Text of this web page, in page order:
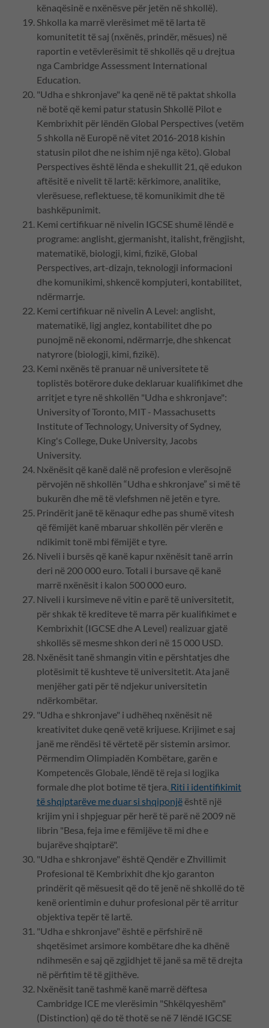
kënaqësinë e nxënësve për jetën në shkollë).
Shkolla ka marrë vlerësimet më të larta të
komunitetit të saj (nxënës, prindër, mësues) në
raportin e vetëvlerësimit të shkollës që u drejtua
nga Cambridge Assessment International
Education.
"Udha e shkronjave" ka qenë në të paktat shkolla
në botë që kemi patur statusin Shkollë Pilot e
Kembrixhit për lëndën Global Perspectives (vetëm
5 shkolla në Europë në vitet 2016-2018 kishin
statusin pilot dhe ne ishim një nga këto). Global
Perspectives është lënda e shekullit 21, që edukon
aftësitë e nivelit të lartë: kërkimore, analitike,
vlerësuese, reflektuese, të komunikimit dhe të
bashkëpunimit.
Kemi certifikuar në nivelin IGCSE shumë lëndë e
programe: anglisht, gjermanisht, italisht, frëngjisht,
matematikë, biologji, kimi, fizikë, Global
Perspectives, art-dizajn, teknologji informacioni
dhe komunikimi, shkencë kompjuteri, kontabilitet,
ndërmarrje.
Kemi certifikuar në nivelin A Level: anglisht,
matematikë, ligj anglez, kontabilitet dhe po
punojmë në ekonomi, ndërmarrje, dhe shkencat
natyrore (biologji, kimi, fizikë).
Kemi nxënës të pranuar në universitete të
toplistës botërore duke deklaruar kualifikimet dhe
arritjet e tyre në shkollën "Udha e shkronjave":
University of Toronto, MIT - Massachusetts
Institute of Technology, University of Sydney,
King's College, Duke University, Jacobs
University.
Nxënësit që kanë dalë në profesion e vlerësojnë
përvojën në shkollën “Udha e shkronjave” si më të
bukurën dhe më të vlefshmen në jetën e tyre.
Prindërit janë të kënaqur edhe pas shumë vitesh
që fëmijët kanë mbaruar shkollën për vlerën e
ndikimit tonë mbi fëmijët e tyre.
Niveli i bursës që kanë kapur nxënësit tanë arrin
deri në 200 000 euro. Totali i bursave që kanë
marrë nxënësit i kalon 500 000 euro.
Niveli i kursimeve në vitin e parë të universitetit,
për shkak të krediteve të marra për kualifikimet e
Kembrixhit (IGCSE dhe A Level) realizuar gjatë
shkollës së mesme shkon deri në 15 000 USD.
Nxënësit tanë shmangin vitin e përshtatjes dhe
plotësimit të kushteve të universitetit. Ata janë
menjëher gati për të ndjekur universitetin
ndërkombëtar.
"Udha e shkronjave" i udhëheq nxënësit në
kreativitet duke qenë vetë krijuese. Krijimet e saj
janë me rëndësi të vërtetë për sistemin arsimor.
Përmendim Olimpiadën Kombëtare, garën e
Kompetencës Globale, lëndë të reja si logjika
formale dhe plot botime të tjera.Riti i identifikimit
të shqiptarëve me duar si shqiponjëështë një
krijim yni i shpjeguar për herë të parë në 2009 në
librin "Besa, feja ime e fëmijëve të mi dhe e
bujarëve shqiptarë".
"Udha e shkronjave" është Qendër e Zhvillimit
Profesional të Kembrixhit dhe kjo garanton
prindërit që mësuesit që do të jenë në shkollë do të
kenë orientimin e duhur profesional për të arritur
objektiva tepër të lartë.
"Udha e shkronjave" është e përfshirë në
shqetësimet arsimore kombëtare dhe ka dhënë
ndihmesën e saj që zgjidhjet të janë sa më të drejta
në përfitim të të gjithëve.
Nxënësit tanë tashmë kanë marrë dëftesa
Cambridge ICE me vlerësimin "Shkëlqyeshëm"
(Distinction) që do të thotë se në 7 lëndë IGCSE